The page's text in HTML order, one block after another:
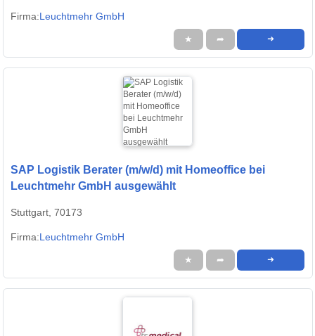
Firma:Leuchtmehr GmbH
★ ➦ ➜
SAP Logistik Berater (m/w/d) mit Homeoffice bei
Leuchtmehr GmbH ausgewählt
Stuttgart, 70173
Firma:Leuchtmehr GmbH
★ ➦ ➜